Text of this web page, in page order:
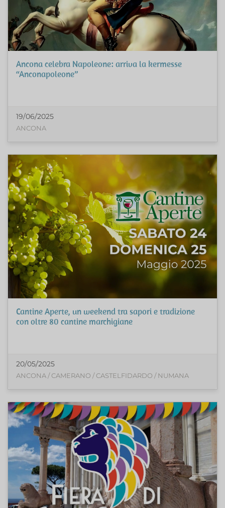
Ancona celebra Napoleone: arriva la kermesse
“Anconapoleone”
19/06/2025
ANCONA
Cantine Aperte, un weekend tra sapori e tradizione
con oltre 80 cantine marchigiane
20/05/2025
ANCONA / CAMERANO / CASTELFIDARDO / NUMANA